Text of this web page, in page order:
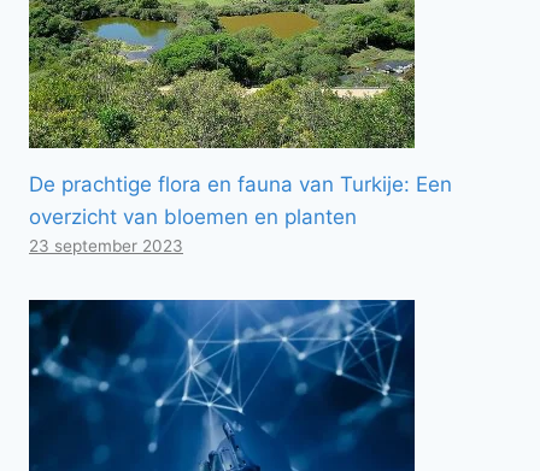
De prachtige flora en fauna van Turkije: Een
overzicht van bloemen en planten
23 september 2023